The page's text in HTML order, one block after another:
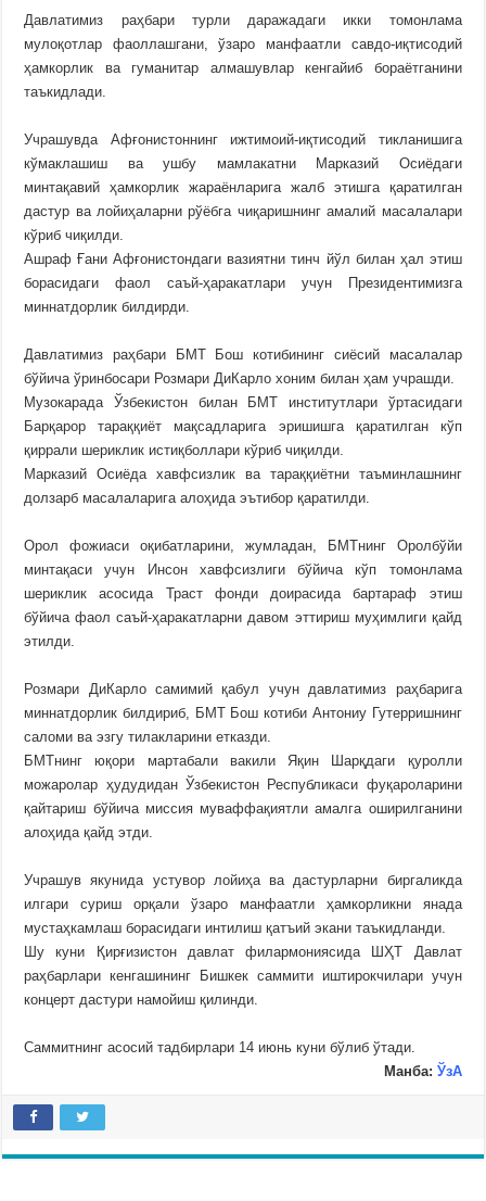
Давлатимиз раҳбари турли даражадаги икки томонлама
мулоқотлар фаоллашгани, ўзаро манфаатли савдо-иқтисодий
ҳамкорлик ва гуманитар алмашувлар кенгайиб бораётганини
таъкидлади.
Учрашувда Афғонистоннинг ижтимоий-иқтисодий тикланишига
кўмаклашиш ва ушбу мамлакатни Марказий Осиёдаги
минтақавий ҳамкорлик жараёнларига жалб этишга қаратилган
дастур ва лойиҳаларни рўёбга чиқаришнинг амалий масалалари
кўриб чиқилди.
Ашраф Ғани Афғонистондаги вазиятни тинч йўл билан ҳал этиш
борасидаги фаол саъй-ҳаракатлари учун Президентимизга
миннатдорлик билдирди.
Давлатимиз раҳбари БМТ Бош котибининг сиёсий масалалар
бўйича ўринбосари Розмари ДиКарло хоним билан ҳам учрашди.
Музокарада Ўзбекистон билан БМТ институтлари ўртасидаги
Барқарор тараққиёт мақсадларига эришишга қаратилган кўп
қиррали шериклик истиқболлари кўриб чиқилди.
Марказий Осиёда хавфсизлик ва тараққиётни таъминлашнинг
долзарб масалаларига алоҳида эътибор қаратилди.
Орол фожиаси оқибатларини, жумладан, БМТнинг Оролбўйи
минтақаси учун Инсон хавфсизлиги бўйича кўп томонлама
шериклик асосида Траст фонди доирасида бартараф этиш
бўйича фаол саъй-ҳаракатларни давом эттириш муҳимлиги қайд
этилди.
Розмари ДиКарло самимий қабул учун давлатимиз раҳбарига
миннатдорлик билдириб, БМТ Бош котиби Антониу Гутерришнинг
саломи ва эзгу тилакларини етказди.
БМТнинг юқори мартабали вакили Яқин Шарқдаги қуролли
можаролар ҳудудидан Ўзбекистон Республикаси фуқароларини
қайтариш бўйича миссия муваффақиятли амалга оширилганини
алоҳида қайд этди.
Учрашув якунида устувор лойиҳа ва дастурларни биргаликда
илгари суриш орқали ўзаро манфаатли ҳамкорликни янада
мустаҳкамлаш борасидаги интилиш қатъий экани таъкидланди.
Шу куни Қирғизистон давлат филармониясида ШҲТ Давлат
раҳбарлари кенгашининг Бишкек саммити иштирокчилари учун
концерт дастури намойиш қилинди.
Саммитнинг асосий тадбирлари 14 июнь куни бўлиб ўтади.
Манба: ЎзА